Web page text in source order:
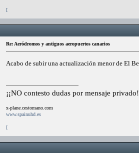
[
Re: Aeródromos y antiguos aeropuertos canarios
Acabo de subir una actualización menor de El
¡¡NO contesto dudas por mensaje
x-plane.cestomano.com
www.spainuhd.es
[